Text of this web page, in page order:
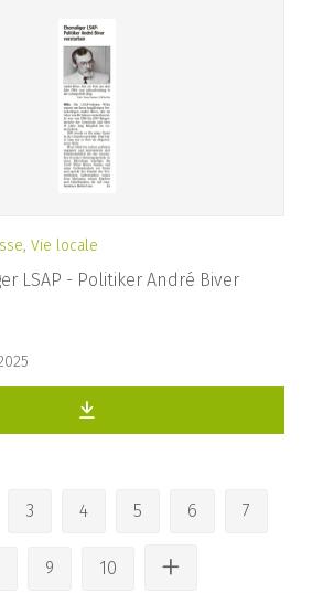
Vie locale
LSAP - Politiker André Biver
3 4 5 6 7
9 10